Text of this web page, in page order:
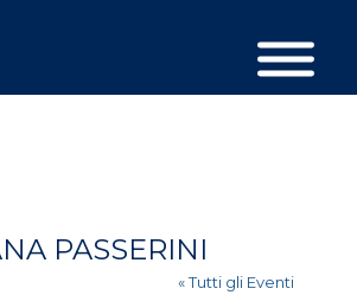
PASSERINI
« Tutti gli Eventi